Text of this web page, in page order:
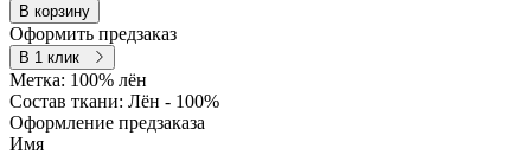
В корзину
Оформить предзаказ
В 1 клик
Метка: 100% лён
Состав ткани: Лён - 100%
Оформление предзаказа
Имя